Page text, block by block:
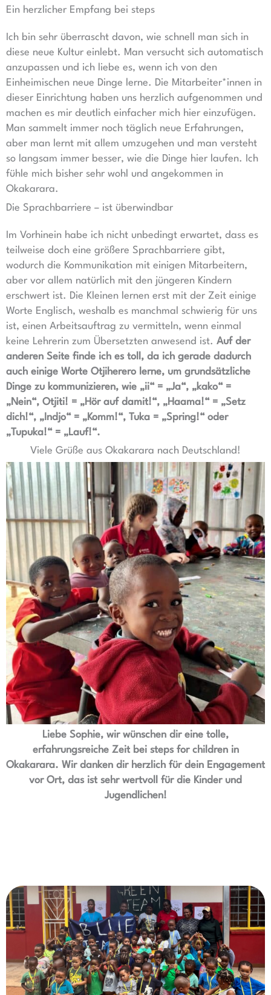
Ein herzlicher Empfang bei steps
Ich bin sehr überrascht davon, wie schnell man sich in
diese neue Kultur einlebt. Man versucht sich automatisch
anzupassen und ich liebe es, wenn ich von den
Einheimischen neue Dinge lerne. Die Mitarbeiter*innen in
dieser Einrichtung haben uns herzlich aufgenommen und
machen es mir deutlich einfacher mich hier einzufügen.
Man sammelt immer noch täglich neue Erfahrungen,
aber man lernt mit allem umzugehen und man versteht
so langsam immer besser, wie die Dinge hier laufen. Ich
fühle mich bisher sehr wohl und angekommen in
Okakarara.
Die Sprachbarriere – ist überwindbar
Im Vorhinein habe ich nicht unbedingt erwartet, dass es
teilweise doch eine größere Sprachbarriere gibt,
wodurch die Kommunikation mit einigen Mitarbeitern,
aber vor allem natürlich mit den jüngeren Kindern
erschwert ist. Die Kleinen lernen erst mit der Zeit einige
Worte Englisch, weshalb es manchmal schwierig für uns
ist, einen Arbeitsauftrag zu vermitteln, wenn einmal
keine Lehrerin zum Übersetzten anwesend ist. Auf der
anderen Seite finde ich es toll, da ich gerade dadurch
auch einige Worte Otjiherero lerne, um grundsätzliche
Dinge zu kommunizieren, wie „ii“ = „Ja“, „kako“ =
„Nein“, Otjiti! = „Hör auf damit!“, „Haama!“ = „Setz
dich!“, „Indjo“ = „Komm!“, Tuka = „Spring!“ oder
„Tupuka!“ = „Lauf!“.
Viele Grüße aus Okakarara nach Deutschland!
Liebe Sophie, wir wünschen dir eine tolle,
erfahrungsreiche Zeit bei steps for children in
Okakarara. Wir danken dir herzlich für dein Engagement
vor Ort, das ist sehr wertvoll für die Kinder und
Jugendlichen!